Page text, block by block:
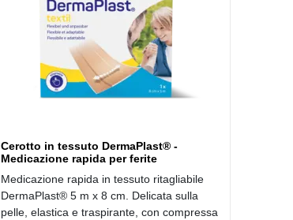
Cerotto in tessuto DermaPlast® -
Medicazione rapida per ferite
Medicazione rapida in tessuto ritagliabile
DermaPlast® 5 m x 8 cm. Delicata sulla
pelle, elastica e traspirante, con compressa